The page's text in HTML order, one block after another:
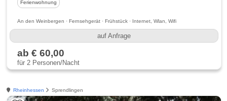
Ferienwohnung
An den Weinbergen · Fernsehgerät · Frühstück · Internet, Wlan, Wifi
auf Anfrage
ab € 60,00
für 2 Personen/Nacht
Rheinhessen Sprendlingen